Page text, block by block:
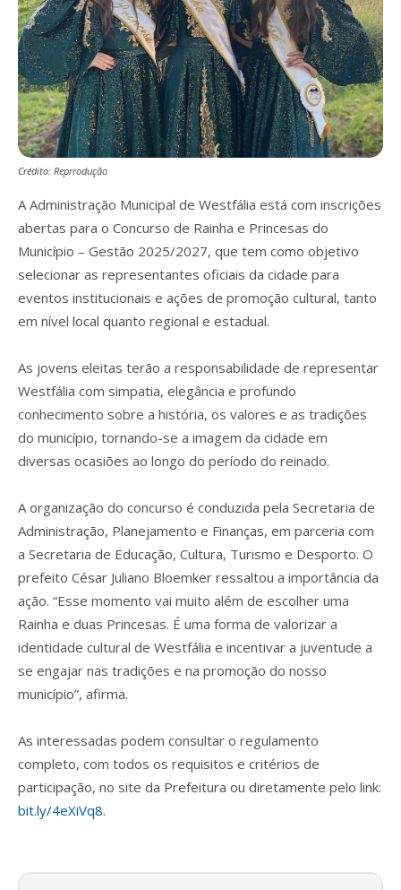
Crédito: Reprrodução
A Administração Municipal de Westfália está com inscrições
abertas para o Concurso de Rainha e Princesas do
Município – Gestão 2025/2027, que tem como objetivo
selecionar as representantes oficiais da cidade para
eventos institucionais e ações de promoção cultural, tanto
em nível local quanto regional e estadual.
As jovens eleitas terão a responsabilidade de representar
Westfália com simpatia, elegância e profundo
conhecimento sobre a história, os valores e as tradições
do município, tornando-se a imagem da cidade em
diversas ocasiões ao longo do período do reinado.
A organização do concurso é conduzida pela Secretaria de
Administração, Planejamento e Finanças, em parceria com
a Secretaria de Educação, Cultura, Turismo e Desporto. O
prefeito César Juliano Bloemker ressaltou a importância da
ação. “Esse momento vai muito além de escolher uma
Rainha e duas Princesas. É uma forma de valorizar a
identidade cultural de Westfália e incentivar a juventude a
se engajar nas tradições e na promoção do nosso
município”, afirma.
As interessadas podem consultar o regulamento
completo, com todos os requisitos e critérios de
participação, no site da Prefeitura ou diretamente pelo link:
bit.ly/4eXiVq8.